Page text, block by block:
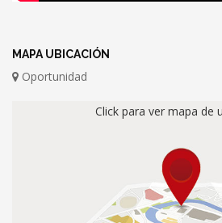
MAPA UBICACIÓN
Oportunidad
Click para ver mapa de